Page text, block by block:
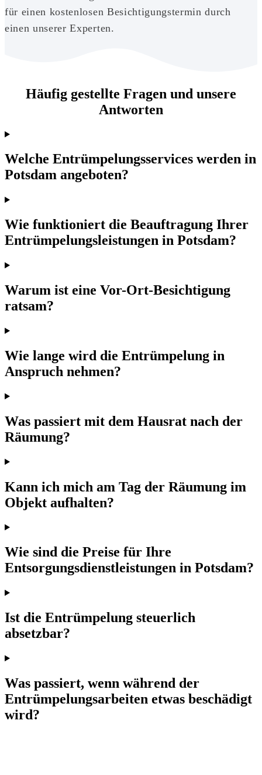
für einen kostenlosen Besichtigungstermin durch
einen unserer Experten.
Häufig gestellte Fragen und unsere
Antworten
Welche Entrümpelungsservices werden in
Potsdam angeboten?
Wie funktioniert die Beauftragung Ihrer
Entrümpelungsleistungen in Potsdam?
Warum ist eine Vor-Ort-Besichtigung
ratsam?
Wie lange wird die Entrümpelung in
Anspruch nehmen?
Was passiert mit dem Hausrat nach der
Räumung?
Kann ich mich am Tag der Räumung im
Objekt aufhalten?
Wie sind die Preise für Ihre
Entsorgungsdienstleistungen in Potsdam?
Ist die Entrümpelung steuerlich
absetzbar?
Was passiert, wenn während der
Entrümpelungsarbeiten etwas beschädigt
wird?